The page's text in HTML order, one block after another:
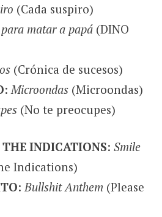
(Cada suspiro)
matar a papá(DINO
(Crónica de sucesos)
: Microondas(Microondas)
(No te preocupes)
INDICATIONS: Smile
Indications)
:Bullshit Anthem (Please